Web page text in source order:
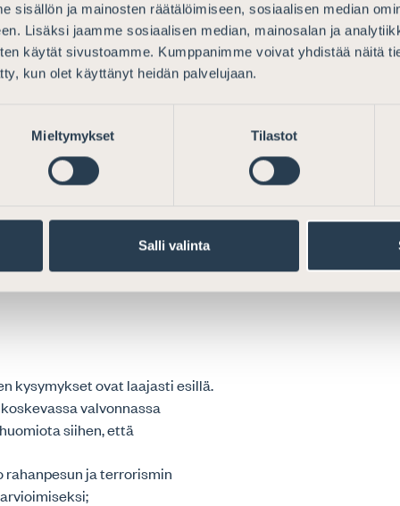
sisällön ja mainosten räätälöimiseen, sosiaalisen median
Lisäksi jaamme sosiaalisen median, mainosalan ja
käytät sivustoamme. Kumppanimme voivat yhdistää näitä
kun olet käyttänyt heidän palvelujaan.
Mieltymykset Tilastot
Salli valinta
suorittavalle
av en ny advokatbyrå
kysymykset ovat laajasti esillä.
valvonnassa
siihen, että
ja terrorismin